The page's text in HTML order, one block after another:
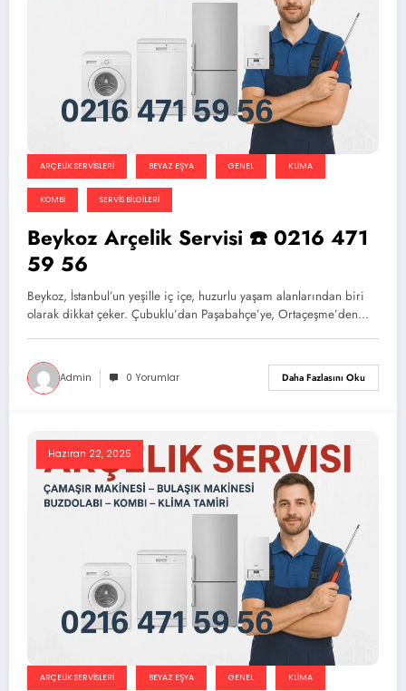
ARÇELIK SERVISLERI BEYAZ EŞYA GENEL KLIMA
KOMBI SERVIS BILGILERI
Beykoz Arçelik Servisi ☎️ 0216 471
59 56
Beykoz, İstanbul’un yeşille iç içe, huzurlu yaşam alanlarından biri
olarak dikkat çeker. Çubuklu’dan Paşabahçe’ye, Ortaçeşme’den…
Admin 0 Yorumlar Daha Fazlasını Oku
Haziran 22, 2025
ARÇELIK SERVISLERI BEYAZ EŞYA GENEL KLIMA